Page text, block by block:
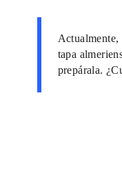
Actualmente,
tapa
prepárala.